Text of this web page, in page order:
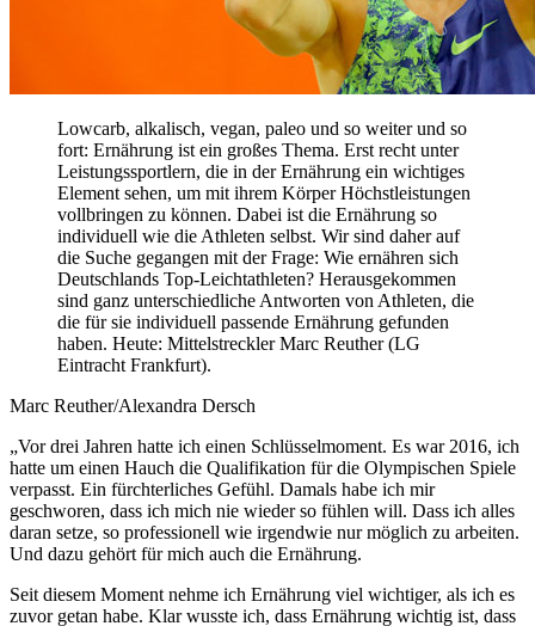
Lowcarb, alkalisch, vegan, paleo und so weiter und so
fort: Ernährung ist ein großes Thema. Erst recht unter
Leistungssportlern, die in der Ernährung ein wichtiges
Element sehen, um mit ihrem Körper Höchstleistungen
vollbringen zu können. Dabei ist die Ernährung so
individuell wie die Athleten selbst. Wir sind daher auf
die Suche gegangen mit der Frage: Wie ernähren sich
Deutschlands Top-Leichtathleten? Herausgekommen
sind ganz unterschiedliche Antworten von Athleten, die
die für sie individuell passende Ernährung gefunden
haben. Heute: Mittelstreckler Marc Reuther (LG
Eintracht Frankfurt).
Marc Reuther/Alexandra Dersch
„Vor drei Jahren hatte ich einen Schlüsselmoment. Es war 2016, ich
hatte um einen Hauch die Qualifikation für die Olympischen Spiele
verpasst. Ein fürchterliches Gefühl. Damals habe ich mir
geschworen, dass ich mich nie wieder so fühlen will. Dass ich alles
daran setze, so professionell wie irgendwie nur möglich zu arbeiten.
Und dazu gehört für mich auch die Ernährung.
Seit diesem Moment nehme ich Ernährung viel wichtiger, als ich es
zuvor getan habe. Klar wusste ich, dass Ernährung wichtig ist, dass